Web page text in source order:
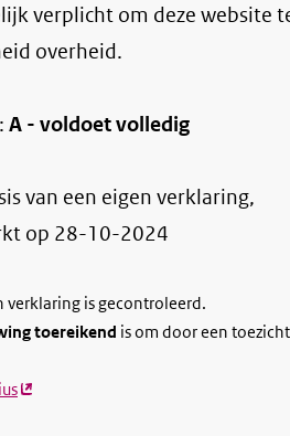
verplicht om deze website
overheid.
A - voldoet volledig
van een eigen verklaring,
op 28-10-2024
verklaring is gecontroleerd.
toereikend is om door een
(externe